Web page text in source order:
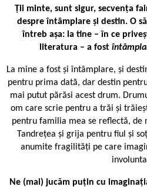
Ții minte, sunt sigur, secvența
despre întâmplare și destin. O
întreb așa: la tine – în ce
literatura – a fost
La mine a fost și întâmplare, și
pentru prima dată, dar destin
mai putut părăsi acest drum.
om care scrie pentru a trăi și
pentru familia mea se reflectă,
Tandrețea și grija pentru fiul și
anumite fragilități pe care
Ne (mai) jucăm puțin cu